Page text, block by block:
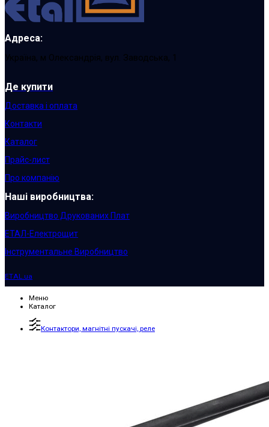
Адреса:
Україна, м Олександрія, вул. Заводська, 1
Де купити
Доставка і оплата
Контакти
Каталог
Прайс-лист
Про компанію
Наші виробництва:
Виробництво Друкованих Плат
ЕТАЛ-Електрощит
Інструментальне Виробництво
ETAL.ua
Меню
Каталог
Контактори, магнітні пускачі, реле